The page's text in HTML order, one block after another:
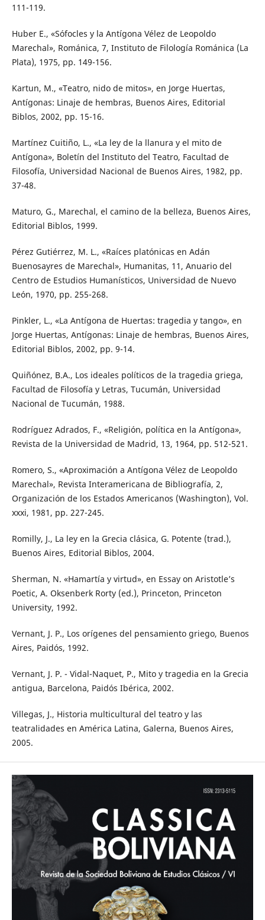
111-119.
Huber E., «Sófocles y la Antígona Vélez de Leopoldo
Marechal», Románica, 7, Instituto de Filología Románica (La
Plata), 1975, pp. 149-156.
Kartun, M., «Teatro, nido de mitos», en Jorge Huertas,
Antígonas: Linaje de hembras, Buenos Aires, Editorial
Biblos, 2002, pp. 15-16.
Martínez Cuitiño, L., «La ley de la llanura y el mito de
Antígona», Boletín del Instituto del Teatro, Facultad de
Filosofía, Universidad Nacional de Buenos Aires, 1982, pp.
37-48.
Maturo, G., Marechal, el camino de la belleza, Buenos Aires,
Editorial Biblos, 1999.
Pérez Gutiérrez, M. L., «Raíces platónicas en Adán
Buenosayres de Marechal», Humanitas, 11, Anuario del
Centro de Estudios Humanísticos, Universidad de Nuevo
León, 1970, pp. 255-268.
Pinkler, L., «La Antígona de Huertas: tragedia y tango», en
Jorge Huertas, Antígonas: Linaje de hembras, Buenos Aires,
Editorial Biblos, 2002, pp. 9-14.
Quiñónez, B.A., Los ideales políticos de la tragedia griega,
Facultad de Filosofía y Letras, Tucumán, Universidad
Nacional de Tucumán, 1988.
Rodríguez Adrados, F., «Religión, política en la Antígona»,
Revista de la Universidad de Madrid, 13, 1964, pp. 512-521.
Romero, S., «Aproximación a Antígona Vélez de Leopoldo
Marechal», Revista Interamericana de Bibliografía, 2,
Organización de los Estados Americanos (Washington), Vol.
xxxi, 1981, pp. 227-245.
Romilly, J., La ley en la Grecia clásica, G. Potente (trad.),
Buenos Aires, Editorial Biblos, 2004.
Sherman, N. «Hamartía y virtud», en Essay on Aristotle’s
Poetic, A. Oksenberk Rorty (ed.), Princeton, Princeton
University, 1992.
Vernant, J. P., Los orígenes del pensamiento griego, Buenos
Aires, Paidós, 1992.
Vernant, J. P. - Vidal-Naquet, P., Mito y tragedia en la Grecia
antigua, Barcelona, Paidós Ibérica, 2002.
Villegas, J., Historia multicultural del teatro y las
teatralidades en América Latina, Galerna, Buenos Aires,
2005.